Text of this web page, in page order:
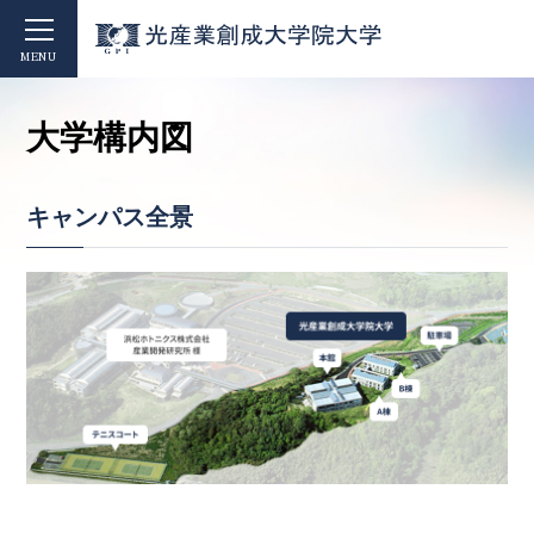
MENU
大学構内図
キャンパス全景